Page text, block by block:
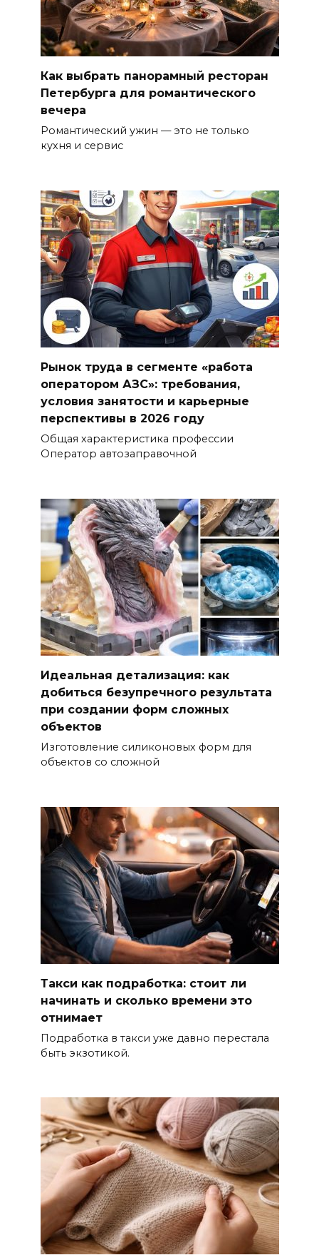
Как выбрать панорамный ресторан
Петербурга для романтического
вечера
Романтический ужин — это не только
кухня и сервис
Рынок труда в сегменте «работа
оператором АЗС»: требования,
условия занятости и карьерные
перспективы в 2026 году
Общая характеристика профессии
Оператор автозаправочной
Идеальная детализация: как
добиться безупречного результата
при создании форм сложных
объектов
Изготовление силиконовых форм для
объектов со сложной
Такси как подработка: стоит ли
начинать и сколько времени это
отнимает
Подработка в такси уже давно перестала
быть экзотикой.